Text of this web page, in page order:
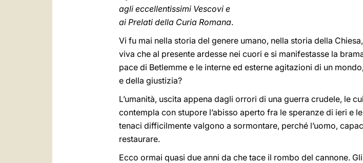
agli eccellentissimi Vescovi e
ai Prelati della Curia Romana.
Vi fu mai nella storia del genere umano, nella storia della
viva che al presente ardesse nei cuori e si manifestasse la
pace di Betlemme e le interne ed esterne agitazioni di un
e della giustizia?
L’umanità, uscita appena dagli orrori di una guerra crudele, le
contempla con stupore l’abisso aperto fra le speranze di ieri e
tenaci difficilmente valgono a sormontare, perché l’uomo,
restaurare.
Ecco ormai quasi due anni da che tace il rombo del cannone.